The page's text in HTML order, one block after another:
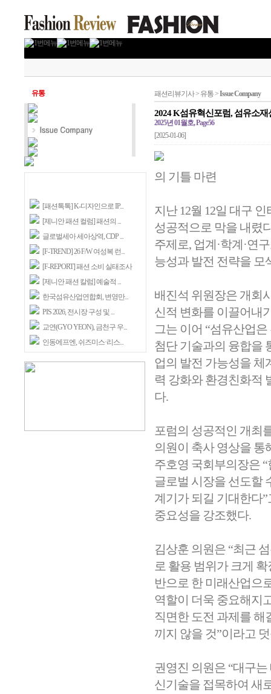
유통
[패션톡톡] K-디자인으로 IP...
[제니안 패션 컬럼] 패션의 ...
글로벌세아 세아상역, CDP ...
[F-TREND] 26 F/W 여성복 런...
[F-REPORT] 패션 소비 실태조사
[제니안 패션 칼럼] 예술적 ...
한국섬유산업연합회, 변영만...
PIS 2026, 전시장 구성 및 ...
교연(GYO YEON), 금천구 우...
인동에프엔, 쉬즈미스·리스...
패션리뷰기사 > 유통 >Issue Company
2024 K섬유혁신포럼, 섬유소
2025년 01월호, Page56
[2025-01-06]
의 기틀 마련
지난 12월 12일 대구
성공적으로 막을 내렸
주제로, 업계·학계·연
능성과 발전 전략을 모
배진석 위원장은 개회
신적 변화를 이끌어내
그는 이어 “섬유산업
첨단 기술과의 융합을
업의 발전 가능성을 체
력 강화와 환경친화적
다.
포럼의 성공적인 개최
의원이 축사 영상을 통
주호영 국회부의장은
글로벌 시장을 선도할
계기가 되길 기대한다
중요성을 강조했다.
김상훈 의원은 “최근
로 활용 범위가 크게
반으로 한 미래산업으
역할이 더욱 중요해지
직면한 도전 과제를 해
끼지 않을 것”이라고
권영진 의원은 “대구
신기술을 접목하여 새